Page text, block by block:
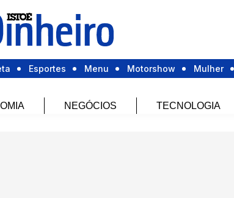
Esportes Menu Motorshow Mulher
NEGÓCIOS TECNOLOGIA